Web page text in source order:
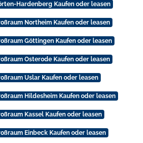
Hardenberg Kaufen oder leasen
Northeim Kaufen oder leasen
Göttingen Kaufen oder leasen
Osterode Kaufen oder leasen
Uslar Kaufen oder leasen
Hildesheim Kaufen oder leasen
Kassel Kaufen oder leasen
Einbeck Kaufen oder leasen